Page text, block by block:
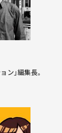
ン｣編集長。